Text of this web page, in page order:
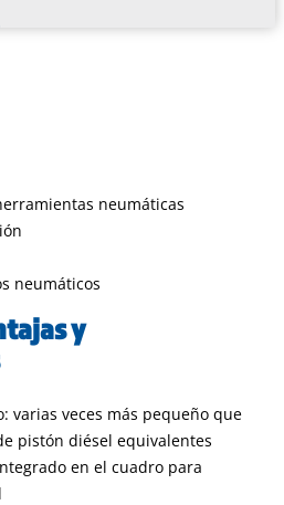
neumáticas
neumáticos
y
varias veces más pequeño que
pistón diésel equivalentes
en el cuadro para